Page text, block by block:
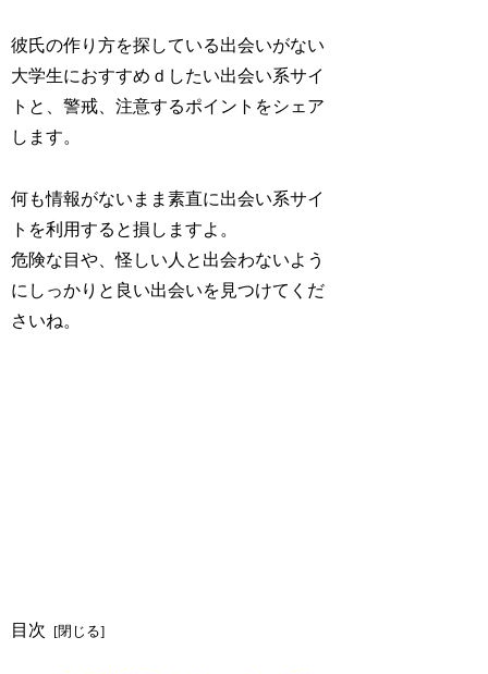
彼氏の作り方を探している出会いがない
大学生におすすめｄしたい出会い系サイ
トと、警戒、注意するポイントをシェア
します。
何も情報がないまま素直に出会い系サイ
トを利用すると損しますよ。
危険な目や、怪しい人と出会わないよう
にしっかりと良い出会いを見つけてくだ
さいね。
目次